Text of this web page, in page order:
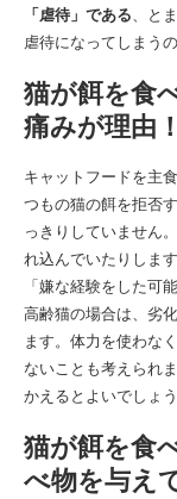
「虐待」である、と
虐待になってしまうの
猫が餌を食
痛みが理由
キャットフードを主
つもの猫の餌を拒否
っきりしていません
れ込んでいたりしま
「嫌な経験をした可
高齢猫の場合は、劣
ます。体力を使わな
ないことも考えられ
かえるとよいでしょう
猫が餌を食
べ物を与え